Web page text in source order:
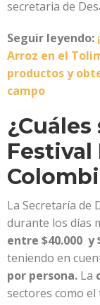
secretaria de
Seguir leyendo:
Arroz en el
productos y
campo
La Secretaría de
durante los días
entre $40.000 y
teniendo en
por persona. La
sectores como